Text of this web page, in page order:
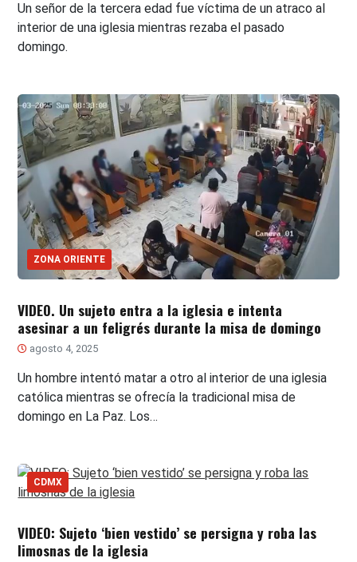
Un señor de la tercera edad fue víctima de un atraco al
interior de una iglesia mientras rezaba el pasado
domingo.
ZONA ORIENTE
VIDEO. Un sujeto entra a la iglesia e intenta
asesinar a un feligrés durante la misa de domingo
agosto 4, 2025
Un hombre intentó matar a otro al interior de una iglesia
católica mientras se ofrecía la tradicional misa de
domingo en La Paz. Los…
CDMX
VIDEO: Sujeto ‘bien vestido’ se persigna y roba las
limosnas de la iglesia